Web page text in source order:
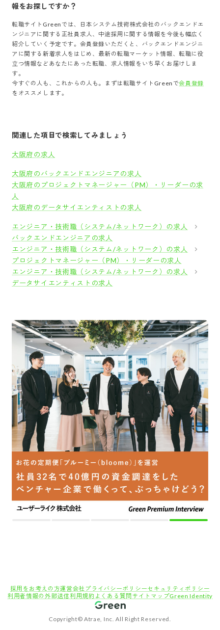
報をお探しですか？
転職サイトGreenでは、 日本システム技術株式会社の バックエンドエ
ンジニア に関する正社員求人、中途採用に関する情報を今後も幅広く
紹介していく予定です。会員登録いただくと、 バックエンドエンジニ
ア に関する新着求人をはじめ、最新の転職マーケット情報、転職に役
立つ情報などあなたにあった転職、求人情報をいち早くお届けしま
す。
今すぐの人も、これからの人も。まずは転職サイトGreenで会員登録
をオススメします。
関連した項目で検索してみましょう
大阪府の求人
大阪府のバックエンドエンジニアの求人
大阪府のプロジェクトマネージャー（PM）・リーダーの求
人
大阪府のデータサイエンティストの求人
エンジニア・技術職（システム/ネットワーク）の求人
バックエンドエンジニアの求人
エンジニア・技術職（システム/ネットワーク）の求人
プロジェクトマネージャー（PM）・リーダーの求人
エンジニア・技術職（システム/ネットワーク）の求人
データサイエンティストの求人
採用をお考えの方運営会社 プライバシーポリシーセキュリティポリシー
利用者情報の外部送信利用規約 よくある質問 サイトマップGreen Identity
Copyright© Atrae, Inc. All Right Reserved.